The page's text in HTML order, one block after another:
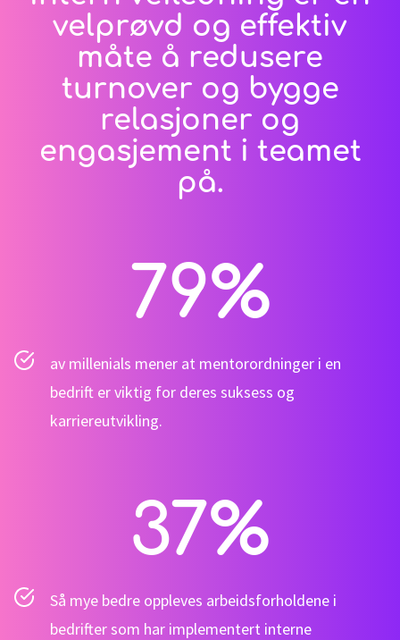
velprøvd og effektiv
måte å redusere
turnover og bygge
relasjoner og
engasjement i teamet
på.
79%
av millenials mener at mentorordninger i en
bedrift er viktig for deres suksess og
karriereutvikling.
37%
Så mye bedre oppleves arbeidsforholdene i
bedrifter som har implementert interne